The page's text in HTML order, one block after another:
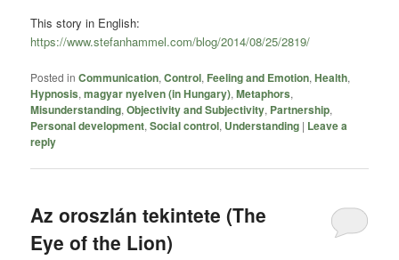
This story in English:
https://www.stefanhammel.com/blog/2014/08/25/2819/
Posted in Communication,Control, Feeling and Emotion,Health,
Hypnosis,magyar nyelven (in Hungary),Metaphors,
Misunderstanding,Objectivity and Subjectivity, Partnership,
Personal development,Social control, Understanding | Leave a
reply
Az oroszlán tekintete (The
Eye of the Lion)